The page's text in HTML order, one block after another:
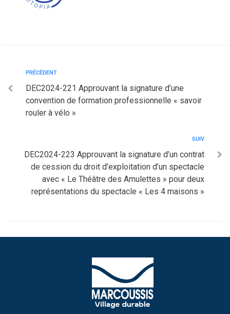
PRÉCÉDENT
DEC2024-221 Approuvant la signature d’une
convention de formation professionnelle « savoir
rouler à vélo »
SUIV
DEC2024-223 Approuvant la signature d’un contrat
de cession du droit d’exploitation d’un spectacle
avec « Le Théâtre des Amulettes » pour deux
représentations du spectacle « Les 4 maisons »